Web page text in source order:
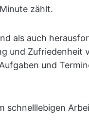
zählt.
als auch
und Zufriedenheit
und
schnelllebigen